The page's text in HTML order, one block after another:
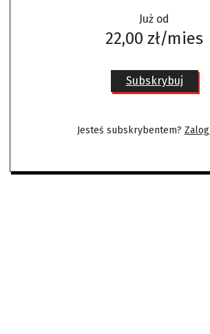
Już od
22,00 zł/mies
Subskrybuj
Jesteś subskrybentem?